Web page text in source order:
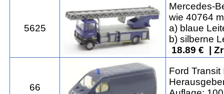
5625
Mercedes-
wie 40764
a) blaue
b) silberne
18.89 € |
66
Ford Transit